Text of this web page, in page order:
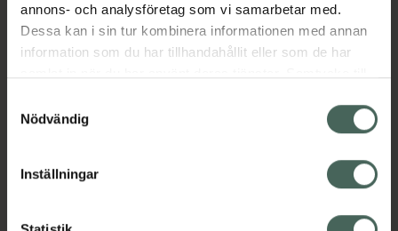
annons- och analysföretag som vi samarbetar med.
Dessa kan i sin tur kombinera informationen med annan
information som du har tillhandahållit eller som de har
återkalla ditt samtycke via webbplatsens
cookieinställningar. Ett återkallat samtycke påverkar inte
lagligheten av behandling som skett innan återkallelsen.
Nödvändig
Inställningar
EAN:
07046260552807